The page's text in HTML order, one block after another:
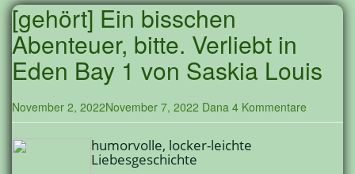
[gehört] Ein bisschen
Abenteuer, bitte. Verliebt in
Eden Bay 1 von Saskia Louis
November 2, 2022November 7, 2022 Dana 4 Kommentare
humorvolle, locker-leichte
Liebesgeschichte